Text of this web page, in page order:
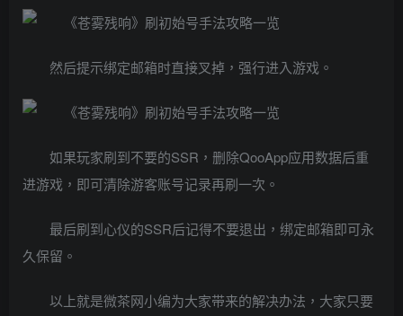
然后提示绑定邮箱时直接叉掉，强行进入游戏。
如果玩家刷到不要的SSR，删除QooApp应用数据后重
进游戏，即可清除游客账号记录再刷一次。
最后刷到心仪的SSR后记得不要退出，绑定邮箱即可永
久保留。
以上就是微茶网小编为大家带来的解决办法，大家只要